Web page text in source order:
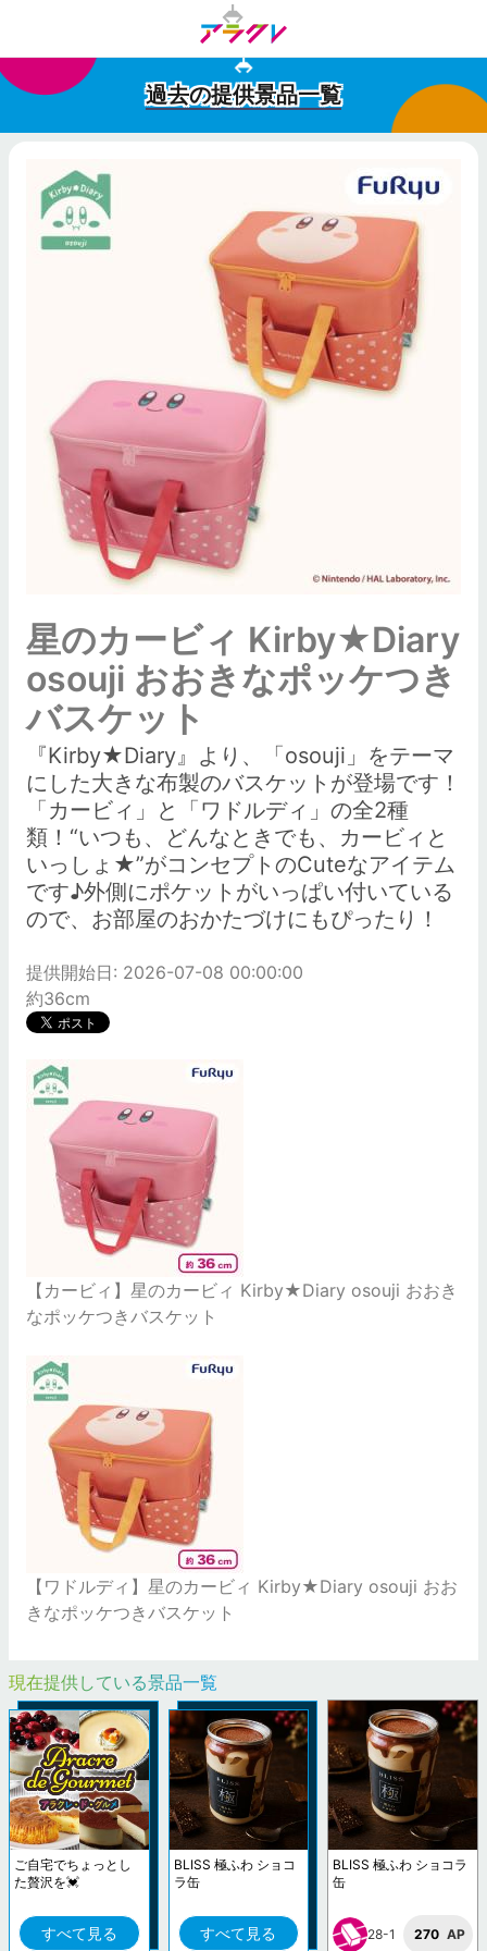
過去の提供景品一覧
星のカービィ Kirby★Diary
osouji おおきなポッケつき
バスケット
『Kirby★Diary』より、「osouji」をテーマ
にした大きな布製のバスケットが登場です！
「カービィ」と「ワドルディ」の全2種
類！“いつも、どんなときでも、カービィと
いっしょ★”がコンセプトのCuteなアイテム
です♪外側にポケットがいっぱい付いている
ので、お部屋のおかたづけにもぴったり！
提供開始日: 2026-07-08 00:00:00
約36cm
【カービィ】星のカービィ Kirby★Diary osouji おおき
なポッケつきバスケット
【ワドルディ】星のカービィ Kirby★Diary osouji おお
きなポッケつきバスケット
現在提供している景品一覧
ご自宅でちょっとし
た贅沢を💓
すべて見る
BLISS 極ふわ ショコ
ラ缶
すべて見る
BLISS 極ふわ ショコラ
缶
28-1 270 AP